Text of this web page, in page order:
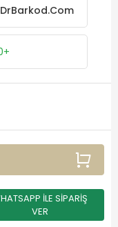
DrBarkod.Com
İLE SİPARİŞ
VER